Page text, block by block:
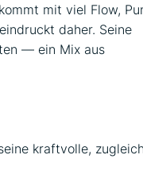
mit viel Flow,
daher. Seine
— ein Mix aus
kraftvolle, zugleich